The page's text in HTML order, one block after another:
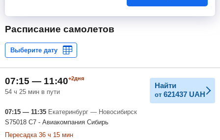
Расписание самолетов
07:15 — 11:40+2дня
54 ч 25 мин в пути
Найти
от 621437 UAH
07:15 — 11:35 Екатеринбург — Новосибирск
S75018 С7 - Авиакомпания Сибирь
Пересадка 36 ч 15 мин